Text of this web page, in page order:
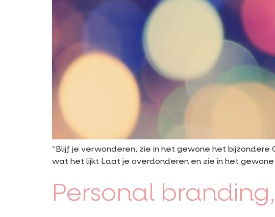
“Blijf je verwonderen, zie in het gewone het bijzondere
wat het lijkt Laat je overdonderen en zie in het
Personal